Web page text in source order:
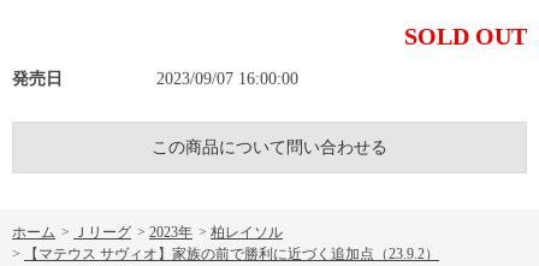
SOLD OUT
発売日 2023/09/07 16:00:00
この商品について問い合わせる
ホーム > Ｊリーグ > 2023年 > 柏レイソル
>
【マテウス サヴィオ】家族の前で勝利に近づく追加点（23.9.2）